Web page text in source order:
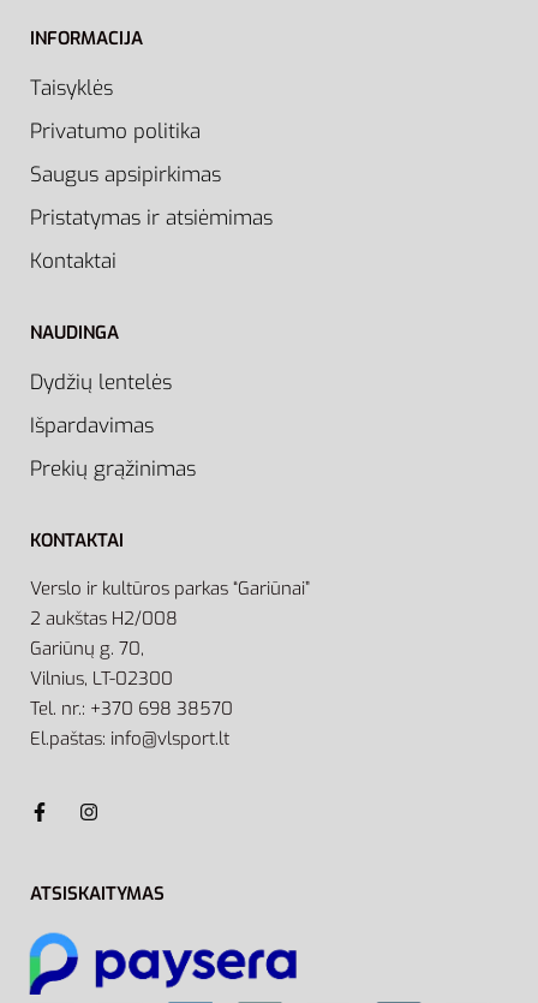
INFORMACIJA
Taisyklės
Privatumo politika
Saugus apsipirkimas
Pristatymas ir atsiėmimas
Kontaktai
NAUDINGA
Dydžių lentelės
Išpardavimas
Prekių grąžinimas
KONTAKTAI
Verslo ir kultūros parkas “Gariūnai”
2 aukštas H2/008
Gariūnų g. 70,
Vilnius, LT-02300
Tel. nr.: +370 698 38570
El.paštas: info@vlsport.lt
ATSISKAITYMAS